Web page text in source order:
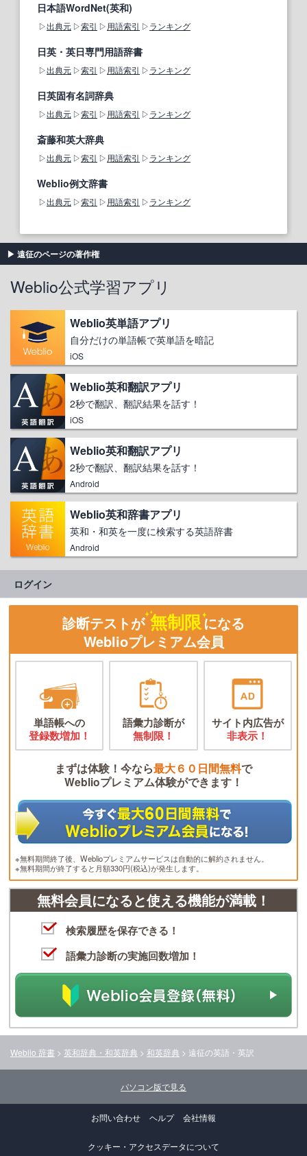
日本語WordNet(英和)
出典元 索引 用語索引 ランキング
日英・英日専門用語辞書
出典元 索引 用語索引 ランキング
日英固有名詞辞典
出典元 索引 用語索引 ランキング
斎藤和英大辞典
出典元 索引 用語索引 ランキング
Weblio例文辞書
出典元 索引 用語索引 ランキング
遠征のページの著作権
Weblio公式学習アプリ
Weblio英単語アプリ
自分だけの単語帳で英単語を暗記
iOS
Weblio英和翻訳アプリ
2秒で翻訳、翻訳結果を話す！
iOS
Weblio英和翻訳アプリ
2秒で翻訳、翻訳結果を話す！
Android
Weblio英和辞書アプリ
英和・和英を一度に検索する英語辞書
Android
ログイン
診断テストが 無制限になる
Weblioプレミアム会員
単語帳への
登録数増加！
語彙力診断が
無制限！
サイト内広告が
非表示！
まずは体験！今なら最大６０日間無料で
Weblioプレミアム体験ができます！
※無料期間終了後、Weblioプレミアムサービスは自動的に解約されません。
※無料期間が終了すると月額330円(税込)が発生します。
無料会員になると使える機能が満載！
検索履歴を保存できる！
語彙力診断の実施回数増加！
Weblio 辞書 > 英和辞典・和英辞典 > 和英辞典 > 遠征の英語・英訳
パソコン版で見る
お問い合わせ ヘルプ 会社情報
クッキー・アクセスデータについて